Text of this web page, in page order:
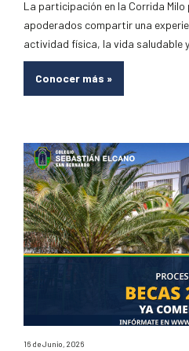
La participación en la Corrida
apoderados compartir una
actividad física, la vida saludable
Conocer más »
16 de Junio, 2026